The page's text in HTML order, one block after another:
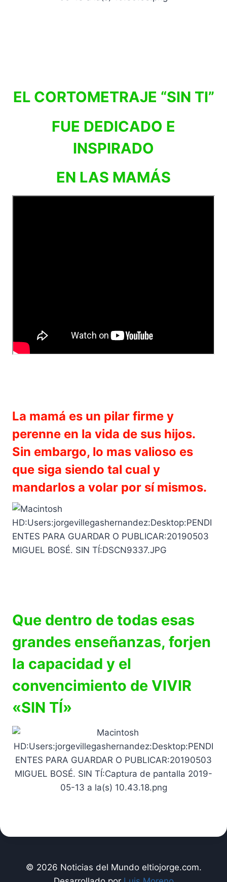
EL CORTOMETRAJE “SIN TI”
FUE DEDICADO E
INSPIRADO
EN LAS MAMÁS
La mamá es un pilar firme y
perenne en la vida de sus hijos.
Sin embargo, lo mas valioso es
que siga siendo tal cual y
mandarlos a volar por sí mismos.
Que dentro de todas esas
grandes enseñanzas, forjen
la capacidad y el
convencimiento de VIVIR
«SIN TÍ»
© 2026 Noticias del Mundo eltiojorge.com.